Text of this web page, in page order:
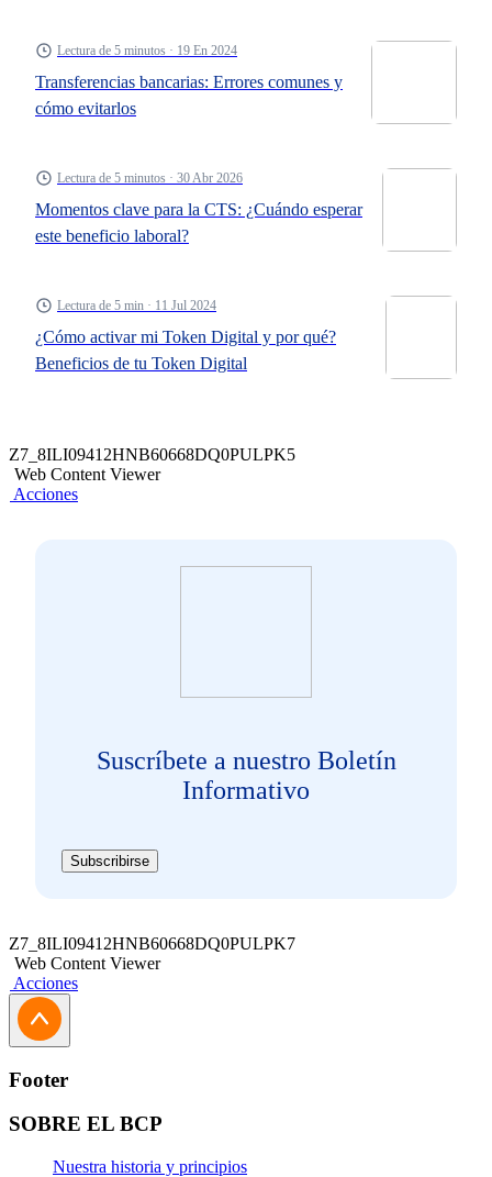
Transferencias bancarias: Errores comunes y
cómo evitarlos
Lectura de 5 minutos · 19 En 2024
Momentos clave para la CTS: ¿Cuándo esperar
este beneficio laboral?
Lectura de 5 minutos · 30 Abr 2026
¿Cómo activar mi Token Digital y por qué?
Beneficios de tu Token Digital
Lectura de 5 min · 11 Jul 2024
Z7_8ILI09412HNB60668DQ0PULPK5
Web Content Viewer
Acciones
Suscríbete a nuestro Boletín
Informativo
Subscribirse
Z7_8ILI09412HNB60668DQ0PULPK7
Web Content Viewer
Acciones
Footer
SOBRE EL BCP
Nuestra historia y principios